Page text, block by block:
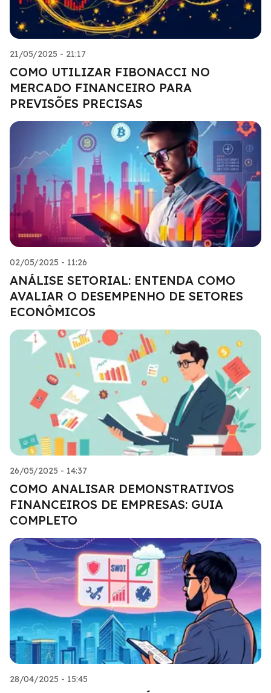
21/05/2025 - 21:17
COMO UTILIZAR FIBONACCI NO
MERCADO FINANCEIRO PARA
PREVISÕES PRECISAS
02/05/2025 - 11:26
ANÁLISE SETORIAL: ENTENDA COMO
AVALIAR O DESEMPENHO DE SETORES
ECONÔMICOS
26/05/2025 - 14:37
COMO ANALISAR DEMONSTRATIVOS
FINANCEIROS DE EMPRESAS: GUIA
COMPLETO
28/04/2025 - 15:45